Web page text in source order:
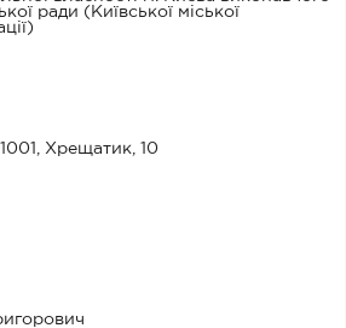
ради (Київської міської
Хрещатик, 10